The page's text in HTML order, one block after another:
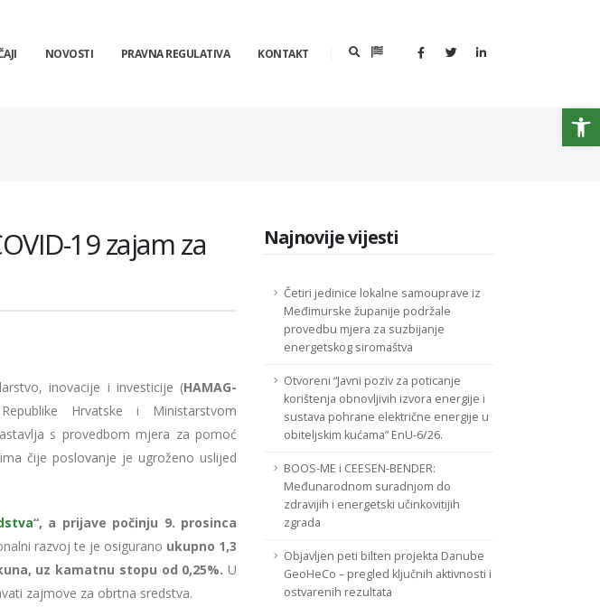
NOVOSTI PRAVNA REGULATIVA KONTAKT
19 zajam za
inovacije i investicije (HAMAG-
Hrvatske i Ministarstvom
s provedbom mjera za pomoć
čije poslovanje je ugroženo uslijed
“, a prijave počinju 9. prosinca
razvoj te je osigurano ukupno 1,3
uz kamatnu stopu od 0,25%. U
zajmove za obrtna sredstva.
Najnovije vijesti
Četiri jedinice lokalne samouprave iz
Međimurske županije podržale
provedbu mjera za suzbijanje
energetskog siromaštva
Otvoreni “Javni poziv za poticanje
korištenja obnovljivih izvora energije i
sustava pohrane električne energije u
obiteljskim kućama” EnU-6/26.
BOOS-ME i CEESEN-BENDER:
Međunarodnom suradnjom do
zdravijih i energetski učinkovitijih
zgrada
Objavljen peti bilten projekta Danube
GeoHeCo – pregled ključnih aktivnosti i
ostvarenih rezultata